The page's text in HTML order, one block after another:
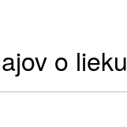
o lieku